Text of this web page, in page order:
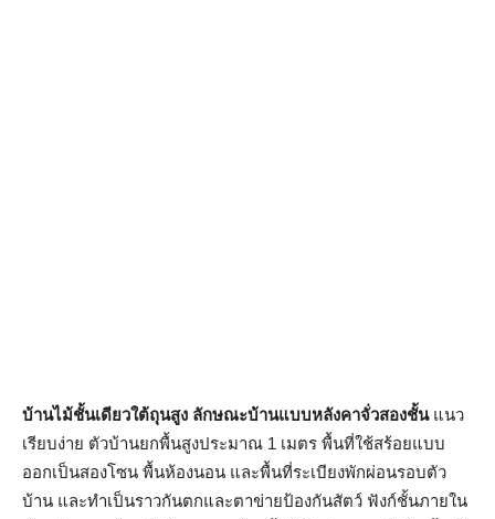
บ้านไม้ชั้นเดียวใต้ถุนสูง ลักษณะบ้านแบบหลังคาจั่วสองชั้นแนว
เรียบง่าย ตัวบ้านยกพื้นสูงประมาณ 1 เมตร พื้นที่ใช้สร้อยแบบ
ออกเป็นสองโซน พื้นห้องนอน และพื้นที่ระเบียงพักผ่อนรอบตัว
บ้าน และทำเป็นราวกันตกและตาข่ายป้องกันสัตว์ ฟังก์ชั้นภายใน